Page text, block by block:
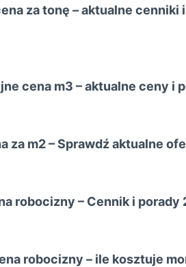
za tonę – aktualne cenniki
cena m3 – aktualne ceny i
za m2 – Sprawdź aktualne
robocizny – Cennik i porady
robocizny – ile kosztuje